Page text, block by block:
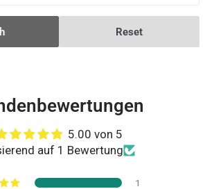
Reset
5.00 von 5
auf 1 Bewertung
1